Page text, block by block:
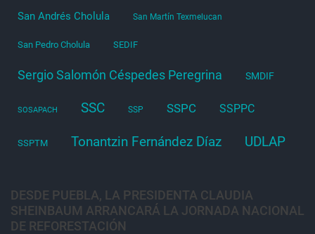
San Andrés Cholula San Martín Texmelucan
San Pedro Cholula SEDIF
Sergio Salomón Céspedes Peregrina SMDIF
SOSAPACH SSC SSP SSPC SSPPC
SSPTM Tonantzin Fernández Díaz UDLAP
DESDE PUEBLA, LA PRESIDENTA CLAUDIA
SHEINBAUM ARRANCARÁ LA JORNADA NACIONAL
DE REFORESTACIÓN